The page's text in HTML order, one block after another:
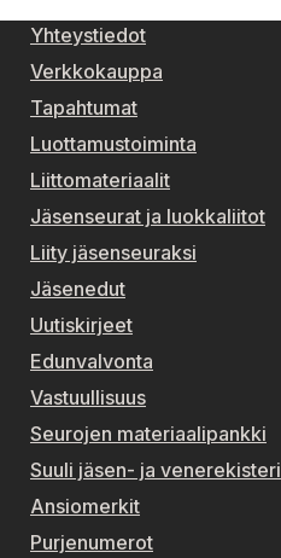
Yhteystiedot
Verkkokauppa
Tapahtumat
Luottamustoiminta
Liittomateriaalit
Jäsenseurat ja luokkaliitot
Liity jäsenseuraksi
Jäsenedut
Uutiskirjeet
Edunvalvonta
Vastuullisuus
Seurojen materiaalipankki
Suuli jäsen- ja venerekisteri
Ansiomerkit
Purjenumerot